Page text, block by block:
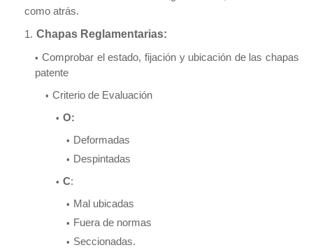
como atrás.
Chapas Reglamentarias:
Comprobar el estado, fijación y ubicación de las chapas
patente
Criterio de Evaluación
O:
Deformadas
Despintadas
C:
Mal ubicadas
Fuera de normas
Seccionadas.